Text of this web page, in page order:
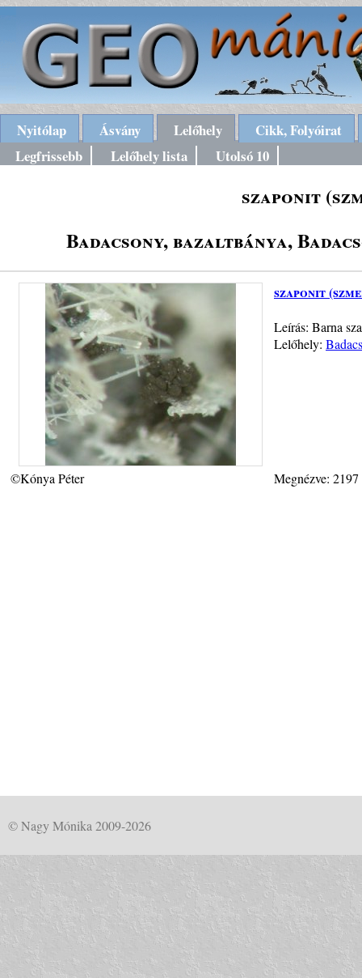
Nyitólap Ásvány Lelőhely
Cikk, Folyóirat
Legfrissebb
Lelőhely lista Utolsó 10
szaponit
Badacsony, bazaltbánya,
szaponit
Leírás: Barna
Lelőhely:
©Kónya Péter Megnézve:
© Nagy Mónika 2009-2026